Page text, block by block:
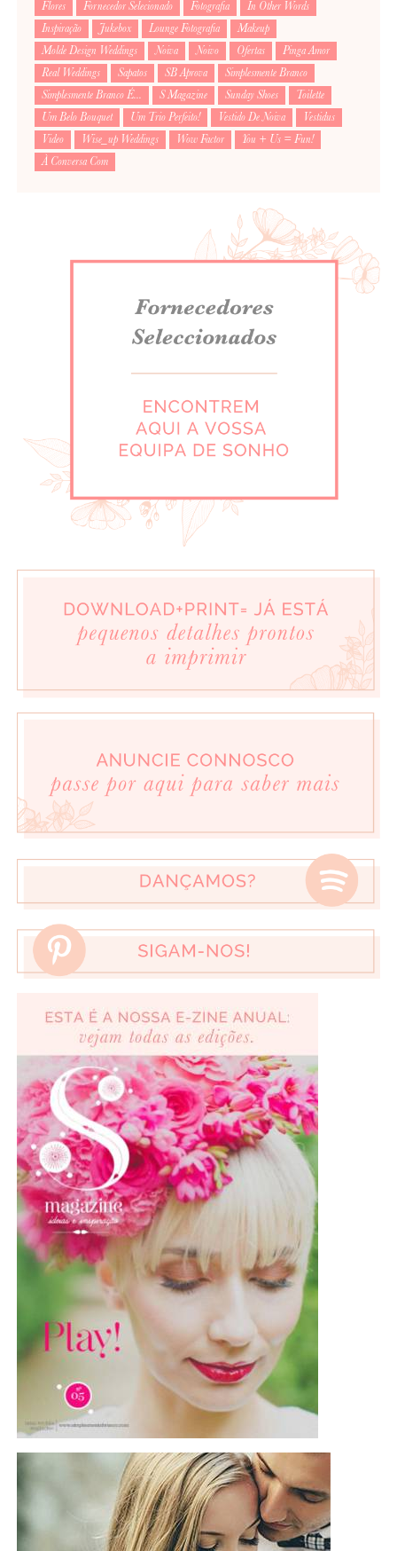
Flores Fornecedor Selecionado Fotografia
In Other Words
Inspiração
Jukebox Lounge Fotografia
Makeup
Molde Design Weddings
Noiva Noivo Ofertas
Pinga Amor
Real Weddings
Sapatos SB Aprova
Simplesmente Branco
Simplesmente Branco É...
S Magazine Sunday Shoes
Toilette
Um Belo Bouquet
Um Trio Perfeito! Vestido De Noiva
Vestidus
Video
Wise_up Weddings Wow Factor
You + Us = Fun!
À Conversa Com